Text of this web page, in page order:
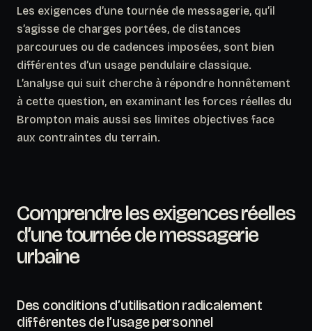
Les exigences d’une tournée de messagerie, qu’il
s’agisse de charges portées, de distances
parcourues ou de cadences imposées, sont bien
différentes d’un usage pendulaire classique.
L’analyse qui suit cherche à répondre honnêtement
à cette question, en examinant les forces réelles du
Brompton mais aussi ses limites objectives face
aux contraintes du terrain.
Comprendre les exigences réelles
d’une tournée de messagerie
urbaine
Des conditions d’utilisation radicalement
différentes de l’usage personnel